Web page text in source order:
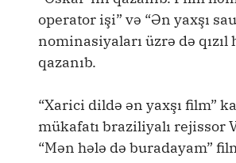
operator işi” və “Ən yaxşı
nominasiyaları üzrə də
qazanıb.
“Xarici dildə ən yaxşı film”
mükafatı braziliyalı rejissor
“Mən hələ də buradayam”